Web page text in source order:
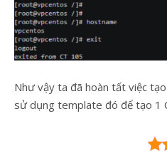
Như vậy ta đã hoàn tất việc
sử dụng template đó để tạo 1